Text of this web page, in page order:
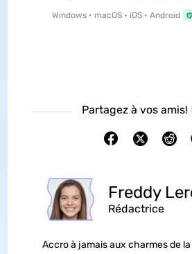
Windows • macOS • iOS • Android
Partagez à vos amis!
Freddy
Rédactrice
Accro à jamais aux charmes de